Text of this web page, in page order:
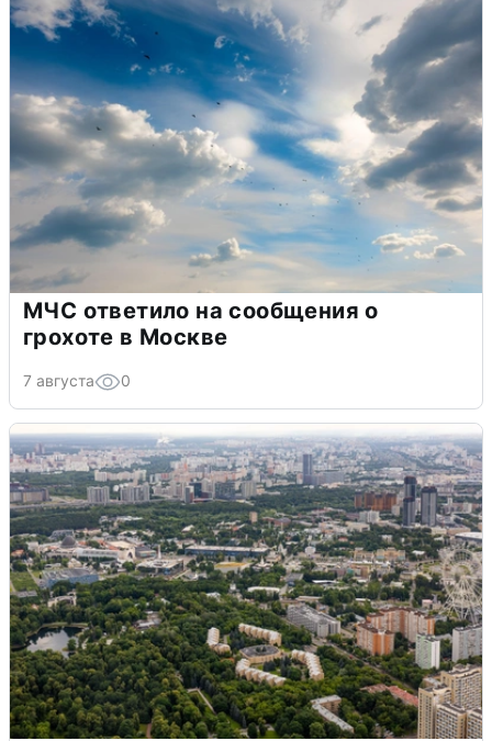
МЧС ответило на сообщения о
грохоте в Москве
7 августа 0